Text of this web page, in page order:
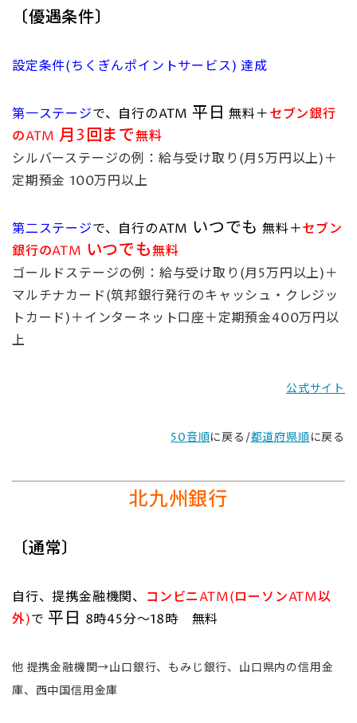
〔優遇条件〕
設定条件(ちくぎんポイントサービス) 達成
第一ステージで、 自行のATM 平日 無料＋セブン銀行
のATM 月3回まで無料
シルバーステージの例：給与受け取り(月5万円以上)＋
定期預金 100万円以上
第二ステージで、 自行のATM いつでも 無料＋セブン
銀行のATM いつでも無料
ゴールドステージの例：給与受け取り(月5万円以上)＋
マルチナカード(筑邦銀行発行のキャッシュ・クレジッ
トカード)＋インターネット口座＋定期預金400万円以
上
公式サイト
50音順に戻る/都道府県順に戻る
北九州銀行
〔通常〕
自行、提携金融機関、 コンビニATM(ローソンATM以
外)で平日 8時45分～18時 無料
他 提携金融機関→山口銀行、もみじ銀行、山口県内の信用金
庫、西中国信用金庫